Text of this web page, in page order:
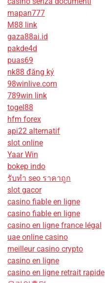
mapan777
M88 link
gaza88ai.id
pakde4d
puas69
nk88 đăng ký
98winlive.com
789win link
togel88
hfm forex
api22 alternatif
slot online
Yaar Win
bokep indo
รับทํา seo ราคาถูก
slot gacor
casino fiable en ligne
casino fiable en ligne
casino en ligne france légal
uae online casino
meilleur casino crypto
casino en ligne
casino en ligne retrait rapide